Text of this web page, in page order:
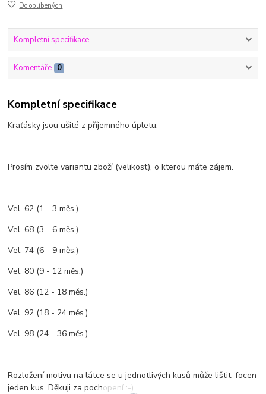
Do oblíbených
Kompletní specifikace
Komentáře 0
Kompletní specifikace
Kraťásky jsou ušité z příjemného úpletu.
Prosím zvolte variantu zboží (velikost), o kterou máte zájem.
Vel. 62 (1 - 3 měs.)
Vel. 68 (3 - 6 měs.)
Vel. 74 (6 - 9 měs.)
Vel. 80 (9 - 12 měs.)
Vel. 86 (12 - 18 měs.)
Vel. 92 (18 - 24 měs.)
Vel. 98 (24 - 36 měs.)
Rozložení motivu na látce se u jednotlivých kusů může lištit, focen
jeden kus. Děkuji za pochopení :-)